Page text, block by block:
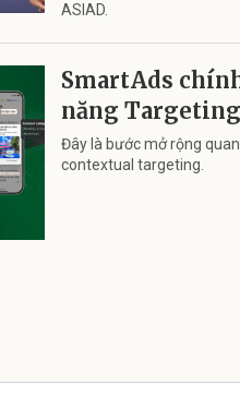
ASIAD.
SmartAds
năng
Đây là bước mở rộng
contextual targeting.